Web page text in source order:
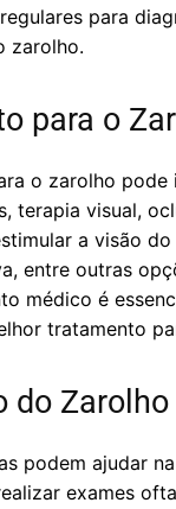
para
zarolho.
para o
o zarolho pode
terapia visual,
a visão
entre outras
médico é
tratamento
do Zarolho
podem ajudar
exames